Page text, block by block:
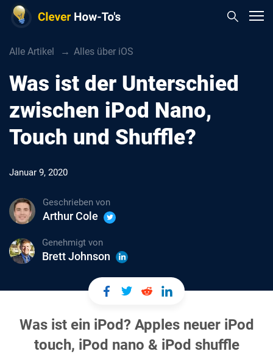
Alle Artikel Alles über iOS
Was ist der Unterschied
zwischen iPod Nano,
Touch und Shuffle?
Januar 9, 2020
Geschrieben von
Arthur Cole
Genehmigt von
Brett Johnson
Was ist ein iPod? Apples neuer iPod
touch, iPod nano & iPod shuffle